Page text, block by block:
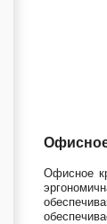
Офисное